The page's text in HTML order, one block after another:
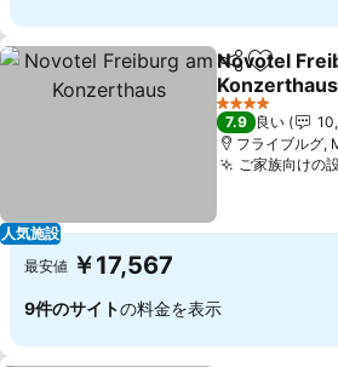
人気施設
シェアお気に
Novotel
Konzerthaus
料金を表示
4 ホテルのランク
7.9 良い
フライブルグ,
ご家族向けの
最安値 ￥17,567
9件のサイトの料金を表示